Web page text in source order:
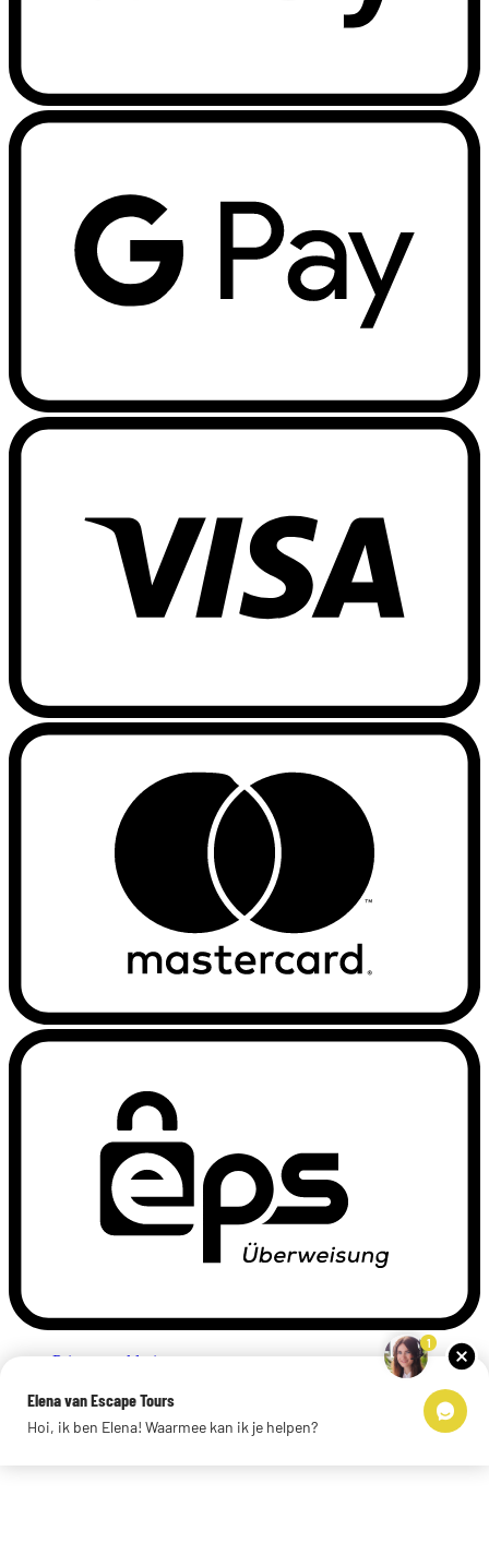
Privacyverklaring
Links
© 2026 Escape Tours
1
Elena van Escape Tours
Hoi, ik ben Elena! Waarmee kan ik je helpen?